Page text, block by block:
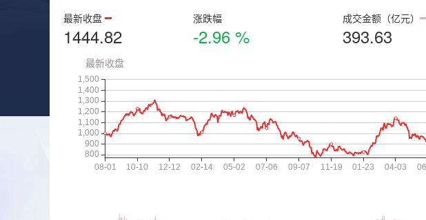
最新收盘
1444.82
涨跌幅
-2.96 %
成交金额（亿元）
393.63